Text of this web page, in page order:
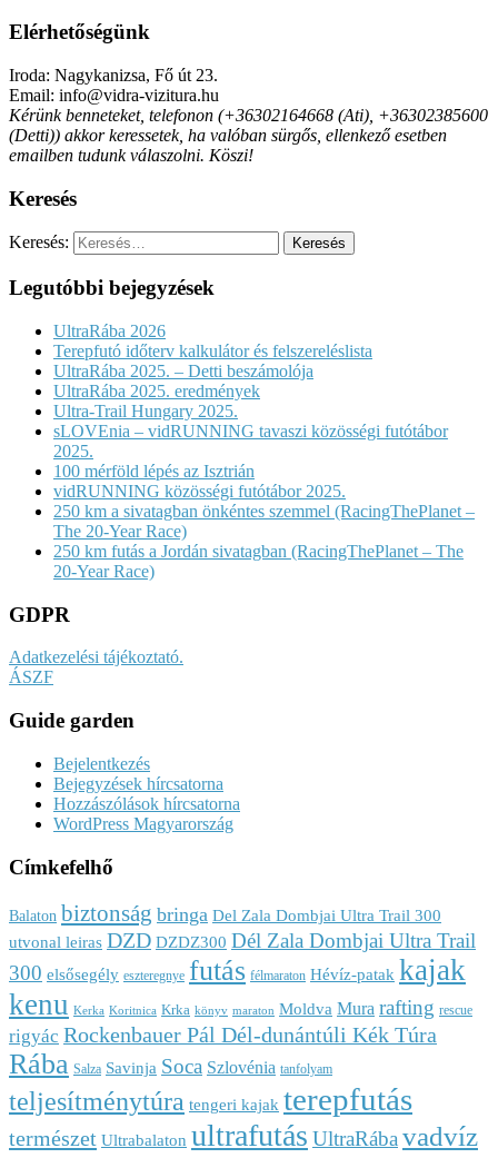
Elérhetőségünk
Iroda: Nagykanizsa, Fő út 23.
Email: info@vidra-vizitura.hu
Kérünk benneteket, telefonon (+36302164668 (Ati), +36302385600
(Detti)) akkor keressetek, ha valóban sürgős, ellenkező esetben
emailben tudunk válaszolni. Köszi!
Keresés
Keresés:
Legutóbbi bejegyzések
UltraRába 2026
Terepfutó időterv kalkulátor és felszereléslista
UltraRába 2025. – Detti beszámolója
UltraRába 2025. eredmények
Ultra-Trail Hungary 2025.
sLOVEnia – vidRUNNING tavaszi közösségi futótábor
2025.
100 mérföld lépés az Isztrián
vidRUNNING közösségi futótábor 2025.
250 km a sivatagban önkéntes szemmel (RacingThePlanet –
The 20-Year Race)
250 km futás a Jordán sivatagban (RacingThePlanet – The
20-Year Race)
GDPR
Adatkezelési tájékoztató.
ÁSZF
Guide garden
Bejelentkezés
Bejegyzések hírcsatorna
Hozzászólások hírcsatorna
WordPress Magyarország
Címkefelhő
Balaton biztonság bringa Del Zala Dombjai Ultra Trail 300
utvonal leiras DZD DZDZ300 Dél Zala Dombjai Ultra Trail
300 elsősegély eszteregnye futás félmaraton Hévíz-patak kajak
kenu Kerka Koritnica Krka könyv maraton Moldva Mura rafting rescue
rigyác Rockenbauer Pál Dél-dunántúli Kék Túra
Rába Salza Savinja Soca Szlovénia tanfolyam
teljesítménytúra tengeri kajak terepfutás
természet Ultrabalaton ultrafutás UltraRábavadvíz